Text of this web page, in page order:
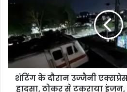
t
e
शंटिंग के दौरान उज्जैनी
हादसा, ठोकर से टकराया